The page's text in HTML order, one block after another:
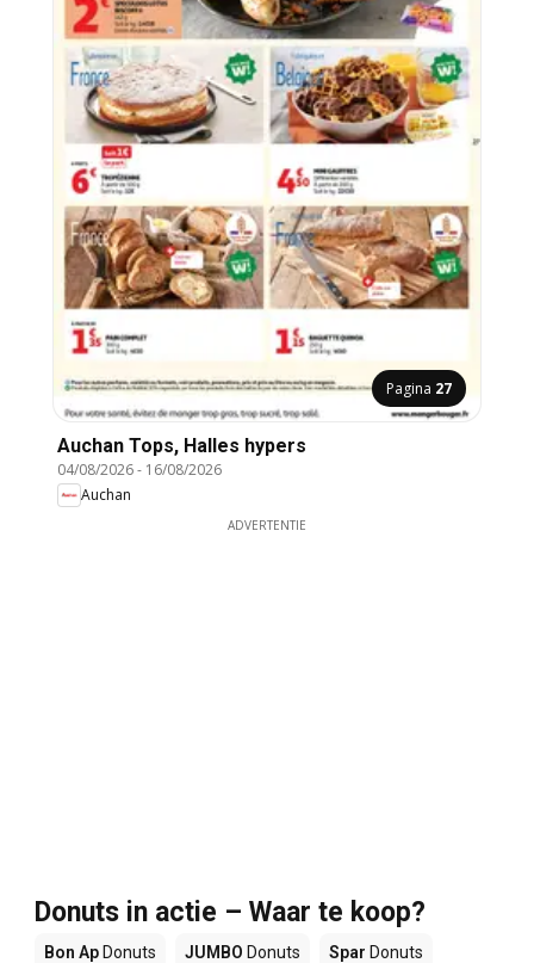
Pagina 27
Auchan Tops, Halles hypers
04/08/2026- 16/08/2026
Auchan
ADVERTENTIE
Donuts in actie – Waar te koop?
Bon Ap Donuts JUMBO Donuts Spar Donuts